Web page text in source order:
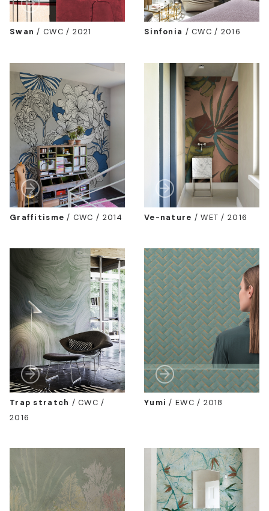
Swan / CWC / 2021 Sinfonia /CWC / 2016
Graffitisme / CWC / 2014 Ve-nature /WET / 2016
Trap stratch /CWC /
2016
Yumi / EWC / 2018